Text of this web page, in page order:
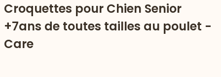
Croquettes pour Chien Senior
+7ans de toutes tailles au poulet -
Care